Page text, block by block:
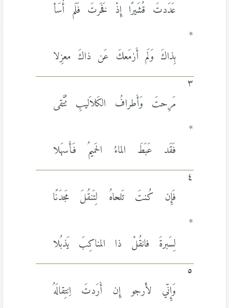
عَدَدتَ قُشَيرًا إِذْ فَخَرتَ فَلَم أُسَأ
*
بِذاكَ وَلَم أَزمَعكَ عَن ذاكَ معزِلا
٣
مَرِحتَ وَأَطرافُ الكَلاَليبِ تُتَّقى
*
فَقَد عَبَطَ الماءُ الحَميمُ فَأَسهَلا
٤
فَإِن كُنتَ تَلحاهُ لِتَنقُلَ مَجدَنًا
*
لِسَبرةَ فانقُلْ ذا المناكِبَ يَذبُلا
٥
وَإِنّي لأَرجو إِن أَرَدتَ اِنتِقالَهُ